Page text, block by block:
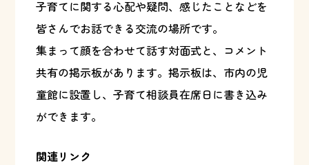
子育てに関する心配や疑問、感じたことなどを
皆さんでお話できる交流の場所です。
集まって顔を合わせて話す対面式と、コメント
共有の掲示板があります。掲示板は、市内の児
童館に設置し、子育て相談員在席日に書き込み
ができます。
関連リンク